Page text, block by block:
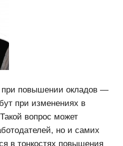
при повышении окладов —
при изменениях в
вопрос может
но и самих
в тонкостях повышения